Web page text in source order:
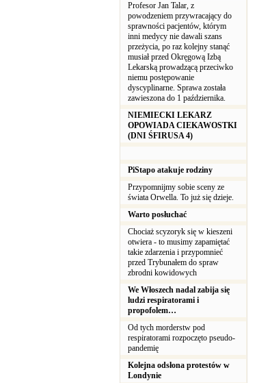
Profesor Jan Talar, z
powodzeniem przywracający do
sprawności pacjentów, którym
inni medycy nie dawali szans
przeżycia, po raz kolejny stanąć
musiał przed Okręgową Izbą
Lekarską prowadzącą przeciwko
niemu postępowanie
dyscyplinarne. Sprawa została
zawieszona do 1 października.
NIEMIECKI LEKARZ
OPOWIADA CIEKAWOSTKI
(DNI ŚFIRUSA 4)
PiStapo atakuje rodziny
Przypomnijmy sobie sceny ze
świata Orwella. To już się dzieje.
Warto posłuchać
Chociaż scyzoryk się w kieszeni
otwiera - to musimy zapamiętać
takie zdarzenia i przypomnieć
przed Trybunałem do spraw
zbrodni kowidowych
We Włoszech nadal zabija się
ludzi respiratorami i
propofolem…
Od tych morderstw pod
respiratorami rozpoczęto pseudo-
pandemię
Kolejna odsłona protestów w
Londynie